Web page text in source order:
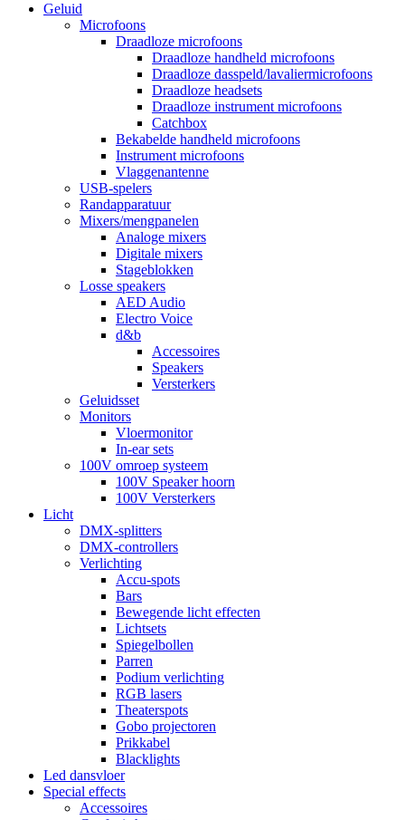
Geluid
Microfoons
Draadloze microfoons
Draadloze handheld microfoons
Draadloze dasspeld/lavaliermicrofoons
Draadloze headsets
Draadloze instrument microfoons
Catchbox
Bekabelde handheld microfoons
Instrument microfoons
Vlaggenantenne
USB-spelers
Randapparatuur
Mixers/mengpanelen
Analoge mixers
Digitale mixers
Stageblokken
Losse speakers
AED Audio
Electro Voice
d&b
Accessoires
Speakers
Versterkers
Geluidsset
Monitors
Vloermonitor
In-ear sets
100V omroep systeem
100V Speaker hoorn
100V Versterkers
Licht
DMX-splitters
DMX-controllers
Verlichting
Accu-spots
Bars
Bewegende licht effecten
Lichtsets
Spiegelbollen
Parren
Podium verlichting
RGB lasers
Theaterspots
Gobo projectoren
Prikkabel
Blacklights
Led dansvloer
Special effects
Accessoires